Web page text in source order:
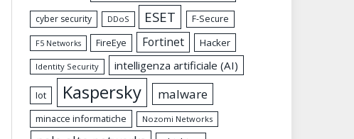
cyber security DDoS ESET F-Secure
F5 Networks FireEye Fortinet Hacker
Identity Security intelligenza artificiale (AI)
Iot Kaspersky malware
minacce informatiche Nozomi Networks